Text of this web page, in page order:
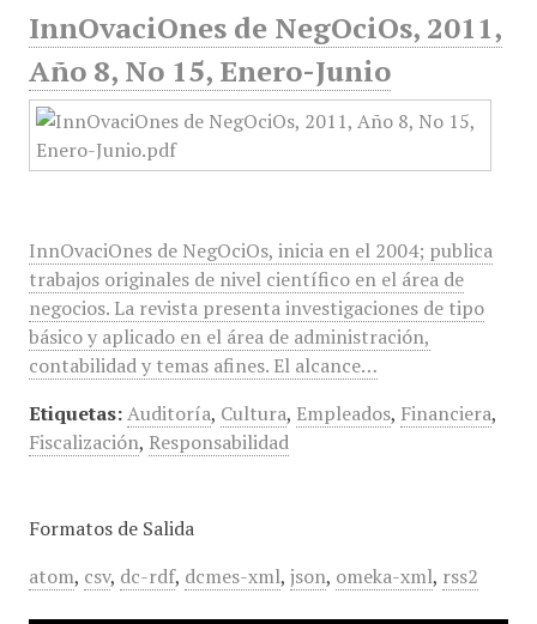
InnOvaciOnes de NegOciOs, 2011,
Año 8, No 15, Enero-Junio
InnOvaciOnes de NegOciOs, inicia en el 2004; publica
trabajos originales de nivel científico en el área de
negocios. La revista presenta investigaciones de tipo
básico y aplicado en el área de administración,
contabilidad y temas afines. El alcance…
Etiquetas: Auditoría, Cultura, Empleados, Financiera,
Fiscalización, Responsabilidad
Formatos de Salida
atom, csv, dc-rdf, dcmes-xml, json, omeka-xml, rss2